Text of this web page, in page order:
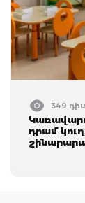
349
դրամ